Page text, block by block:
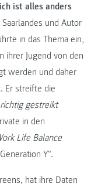
ist alles anders
und Autor
in das Thema ein,
ihrer Jugend von den
werden und daher
Er streifte die
richtig gestreikt
in den
Life Balance
Y“.
hat ihre Daten